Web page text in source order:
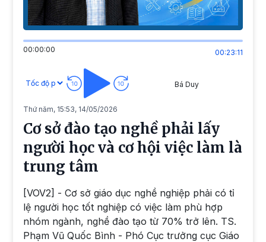
00:00:00 00:23:11
Bá Duy
Thứ năm, 15:53, 14/05/2026
Cơ sở đào tạo nghề phải lấy
người học và cơ hội việc làm là
trung tâm
[VOV2] - Cơ sở giáo dục nghề nghiệp phải có tỉ
lệ người học tốt nghiệp có việc làm phù hợp
nhóm ngành, nghề đào tạo từ 70% trở lên. TS.
Phạm Vũ Quốc Bình - Phó Cục trưởng cục Giáo